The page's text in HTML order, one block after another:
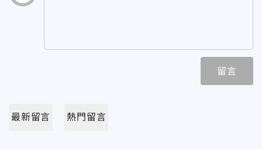
留言
最新留言 熱門留言